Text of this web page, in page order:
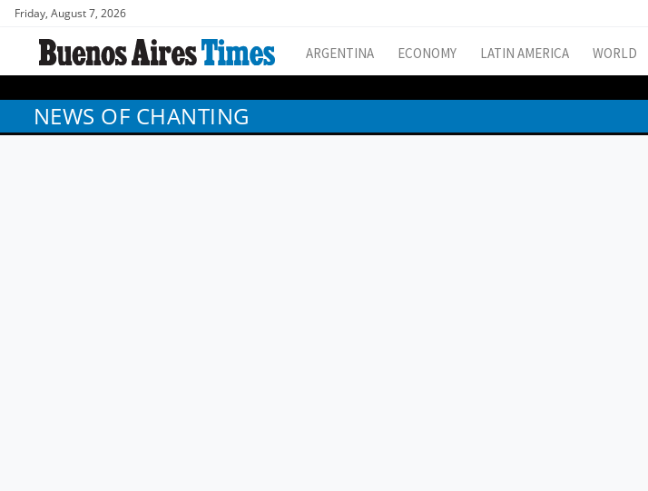
Friday, August 7, 2026
ARGENTINA ECONOMY LATIN AMERICA WORLD
NEWS OF CHANTING